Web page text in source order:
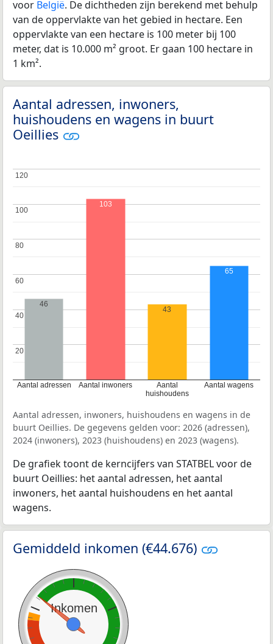
voor België. De dichtheden zijn berekend met behulp
van de oppervlakte van het gebied in hectare. Een
oppervlakte van een hectare is 100 meter bij 100
meter, dat is 10.000 m² groot. Er gaan 100 hectare in
1 km².
Aantal adressen, inwoners,
huishoudens en wagens in buurt
Oeillies
Aantal adressen Aantal inwoners
Aantal
huishoudens
Aantal wagens
20
20
40
40
60
60
80
80
100
100
120
120
46
103
43
65
Aantal adressen, inwoners, huishoudens en wagens in de
buurt Oeillies. De gegevens gelden voor: 2026 (adressen),
2024 (inwoners), 2023 (huishoudens) en 2023 (wagens).
De grafiek toont de kerncijfers van STATBEL voor de
buurt Oeillies: het aantal adressen, het aantal
inwoners, het aantal huishoudens en het aantal
wagens.
Gemiddeld inkomen (€44.676)
Inkomen